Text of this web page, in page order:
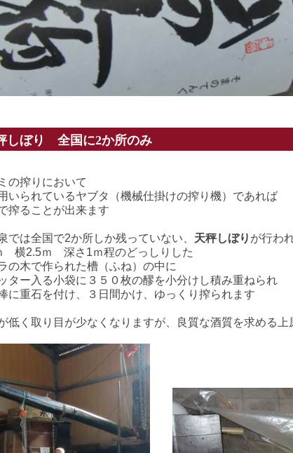
しぼり 全国に2か所のみ
の搾りにおいて
いられているヤブタ（機械仕掛けの搾り機）であれば
搾ることが出来ます
では全国で2か所しか残っていない、 天秤しぼり が行わ
横2.5ｍ 深さ1ｍ程のどっしりした
の木で作られた槽（ふね）の中に
ター入る小袋に３５０枚の醪を小分けし積み重ねられ
に重石を付け、３日間かけ、ゆっくり搾られます
低く取り目が少なくなりますが、良質な酒質を求める上